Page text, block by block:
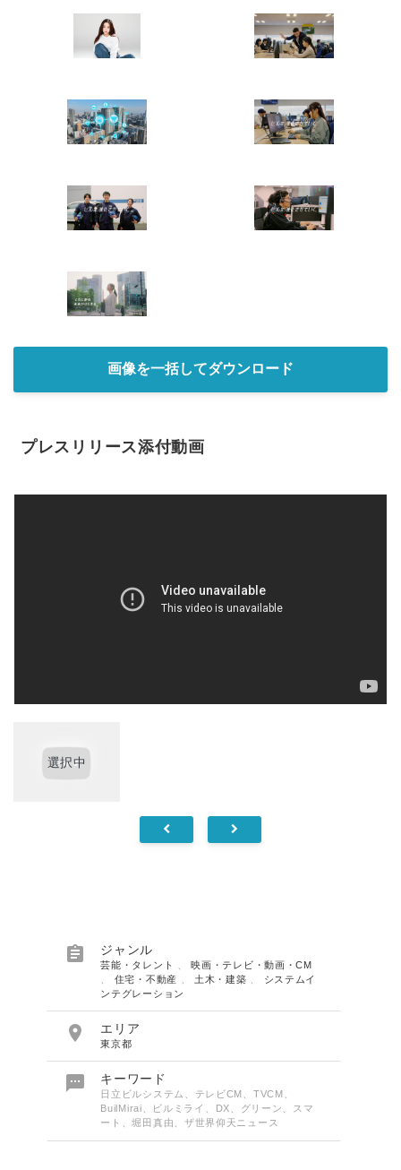
画像を一括してダウンロード
プレスリリース添付動画
選択中
 ジャンル
芸能・タレント 、映画・テレビ・動画・CM
、 住宅・不動産 、土木・建築 、
システムイ
ンテグレーション
 エリア
東京都
 キーワード
日立ビルシステム、テレビCM、TVCM、
BuilMirai、ビルミライ、DX、グリーン、スマ
ート、堀田真由、ザ世界仰天ニュース
English